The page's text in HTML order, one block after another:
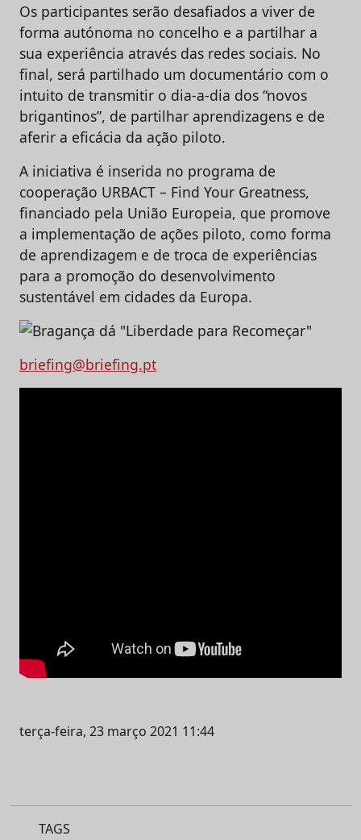
Os participantes serão desafiados a viver de
forma autónoma no concelho e a partilhar a
sua experiência através das redes sociais. No
final, será partilhado um documentário com o
intuito de transmitir o dia-a-dia dos “novos
brigantinos”, de partilhar aprendizagens e de
aferir a eficácia da ação piloto.
A iniciativa é inserida no programa de
cooperação URBACT – Find Your Greatness,
financiado pela União Europeia, que promove
a implementação de ações piloto, como forma
de aprendizagem e de troca de experiências
para a promoção do desenvolvimento
sustentável em cidades da Europa.
briefing@briefing.pt
terça-feira, 23 março 2021 11:44
TAGS